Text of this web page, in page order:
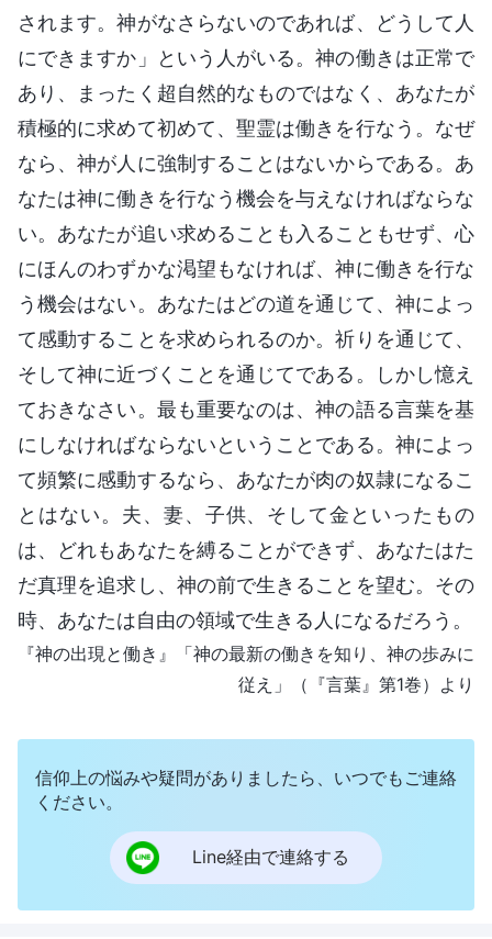
されます。神がなさらないのであれば、どうして人
にできますか」という人がいる。神の働きは正常で
あり、まったく超自然的なものではなく、あなたが
積極的に求めて初めて、聖霊は働きを行なう。なぜ
なら、神が人に強制することはないからである。あ
なたは神に働きを行なう機会を与えなければならな
い。あなたが追い求めることも入ることもせず、心
にほんのわずかな渇望もなければ、神に働きを行な
う機会はない。あなたはどの道を通じて、神によっ
て感動することを求められるのか。祈りを通じて、
そして神に近づくことを通じてである。しかし憶え
ておきなさい。最も重要なのは、神の語る言葉を基
にしなければならないということである。神によっ
て頻繁に感動するなら、あなたが肉の奴隷になるこ
とはない。夫、妻、子供、そして金といったもの
は、どれもあなたを縛ることができず、あなたはた
だ真理を追求し、神の前で生きることを望む。その
時、あなたは自由の領域で生きる人になるだろう。
『神の出現と働き』「神の最新の働きを知り、神の歩みに
従え」（『言葉』第1巻）より
信仰上の悩みや疑問がありましたら、いつでもご連絡
ください。
Line経由で連絡する